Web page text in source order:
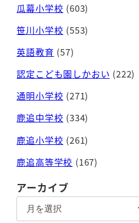
瓜幕小学校 (603)
笹川小学校 (553)
英語教育 (57)
認定こども園しかおい (222)
通明小学校 (271)
鹿追中学校 (334)
鹿追小学校 (261)
鹿追高等学校 (167)
アーカイブ